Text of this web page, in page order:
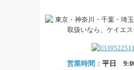
営業時間： 平日